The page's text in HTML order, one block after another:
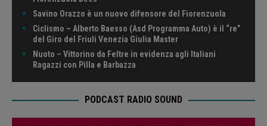
Savino Orazzo è un nuovo difensore del Fiorenzuola
Ciclismo – Alberto Baesso (Asd Programma Auto) è il “re”
del Giro del Friuli Venezia Giulia Master
Nuoto – Vittorino da Feltre in evidenza agli Italiani
Ragazzi con Pilla e Barbazza
PODCAST RADIO SOUND